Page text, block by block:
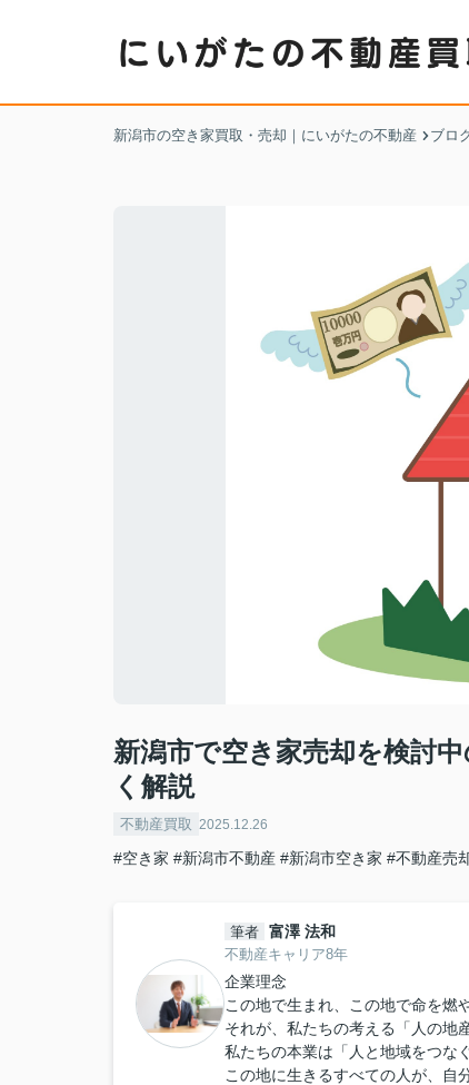
新潟市の空き家買取・売却｜にいがたの不動産 ブロ
新潟市で空き家売却を検討
く解説
不動産買取 2025.12.26
#空き家 #新潟市不動産 #新潟市空き家 #不動産売
筆者 富澤 法和
不動産キャリア8年
企業理念
この地で生まれ、この地で命を燃
それが、私たちの考える「人の地
私たちの本業は「人と地域をつな
この地に生きるすべての人が、自